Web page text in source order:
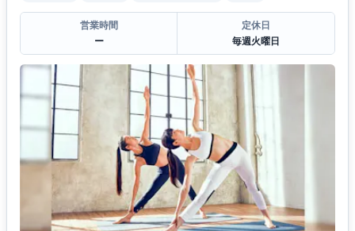
営業時間
ー
定休日
毎週火曜日